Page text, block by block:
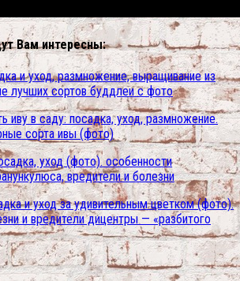
Вам интересны:
и уход, размножение, выращивание из
лучших сортов буддлеи с фото
иву в саду: посадка, уход, размножение.
сорта ивы (фото)
уход (фото). особенности
вредители и болезни
и уход за удивительным цветком (фото).
и вредители дицентры — «разбитого